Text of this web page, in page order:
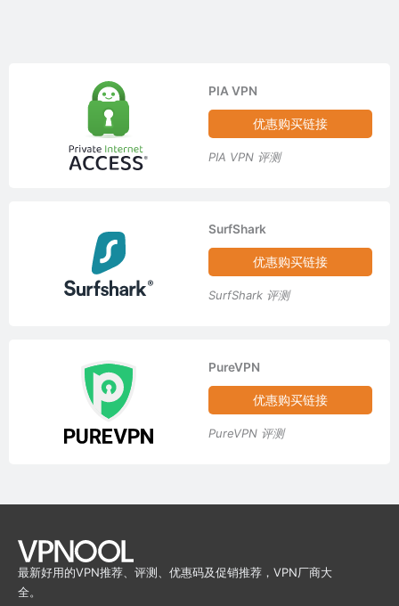
PIA VPN
优惠购买链接
PIA VPN 评测
SurfShark
优惠购买链接
SurfShark 评测
PureVPN
优惠购买链接
PureVPN 评测
最新好用的VPN推荐、评测、优惠码及促销推荐，VPN厂商大
全。